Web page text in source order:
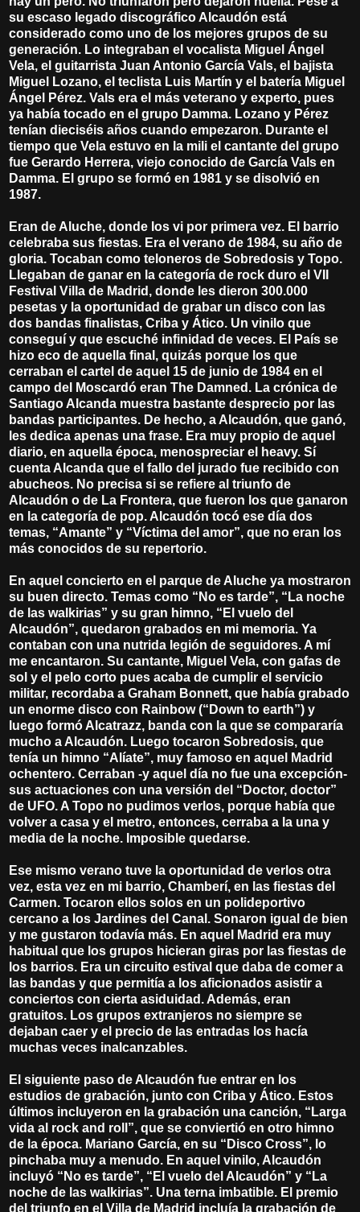
su escaso legado discográfico Alcaudón está
considerado como uno de los mejores grupos de su
generación. Lo integraban el vocalista Miguel Ángel
Vela, el guitarrista Juan Antonio García Vals, el bajista
Miguel Lozano, el teclista Luis Martín y el batería Miguel
Ángel Pérez. Vals era el más veterano y experto, pues
ya había tocado en el grupo Damma. Lozano y Pérez
tenían dieciséis años cuando empezaron. Durante el
tiempo que Vela estuvo en la mili el cantante del grupo
fue Gerardo Herrera, viejo conocido de García Vals en
Damma. El grupo se formó en 1981 y se disolvió en
1987.
Eran de Aluche, donde los vi por primera vez. El barrio
celebraba sus fiestas. Era el verano de 1984, su año de
gloria. Tocaban como teloneros de Sobredosis y Topo.
Llegaban de ganar en la categoría de rock duro el VII
Festival Villa de Madrid, donde les dieron 300.000
pesetas y la oportunidad de grabar un disco con las
dos bandas finalistas, Criba y Ático. Un vinilo que
conseguí y que escuché infinidad de veces. El País se
hizo eco de aquella final, quizás porque los que
cerraban el cartel de aquel 15 de junio de 1984 en el
campo del Moscardó eran The Damned. La crónica de
Santiago Alcanda muestra bastante desprecio por las
bandas participantes. De hecho, a Alcaudón, que ganó,
les dedica apenas una frase. Era muy propio de aquel
diario, en aquella época, menospreciar el heavy. Sí
cuenta Alcanda que el fallo del jurado fue recibido con
abucheos. No precisa si se refiere al triunfo de
Alcaudón o de La Frontera, que fueron los que ganaron
en la categoría de pop. Alcaudón tocó ese día dos
temas, “Amante” y “Víctima del amor”, que no eran los
más conocidos de su repertorio.
En aquel concierto en el parque de Aluche ya mostraron
su buen directo. Temas como “No es tarde”, “La noche
de las walkirias” y su gran himno, “El vuelo del
Alcaudón”, quedaron grabados en mi memoria. Ya
contaban con una nutrida legión de seguidores. A mí
me encantaron. Su cantante, Miguel Vela, con gafas de
sol y el pelo corto pues acaba de cumplir el servicio
militar, recordaba a Graham Bonnett, que había grabado
un enorme disco con Rainbow (“Down to earth”) y
luego formó Alcatrazz, banda con la que se compararía
mucho a Alcaudón. Luego tocaron Sobredosis, que
tenía un himno “Alíate”, muy famoso en aquel Madrid
ochentero. Cerraban -y aquel día no fue una excepción-
sus actuaciones con una versión del “Doctor, doctor”
de UFO. A Topo no pudimos verlos, porque había que
volver a casa y el metro, entonces, cerraba a la una y
media de la noche. Imposible quedarse.
Ese mismo verano tuve la oportunidad de verlos otra
vez, esta vez en mi barrio, Chamberí, en las fiestas del
Carmen. Tocaron ellos solos en un polideportivo
cercano a los Jardines del Canal. Sonaron igual de bien
y me gustaron todavía más. En aquel Madrid era muy
habitual que los grupos hicieran giras por las fiestas de
los barrios. Era un circuito estival que daba de comer a
las bandas y que permitía a los aficionados asistir a
conciertos con cierta asiduidad. Además, eran
gratuitos. Los grupos extranjeros no siempre se
dejaban caer y el precio de las entradas los hacía
muchas veces inalcanzables.
El siguiente paso de Alcaudón fue entrar en los
estudios de grabación, junto con Criba y Ático. Estos
últimos incluyeron en la grabación una canción, “Larga
vida al rock and roll”, que se conviertió en otro himno
de la época. Mariano García, en su “Disco Cross”, lo
pinchaba muy a menudo. En aquel vinilo, Alcaudón
incluyó “No es tarde”, “El vuelo del Alcaudón” y “La
noche de las walkirias”. Una terna imbatible. El premio
del triunfo en el Villa de Madrid incluía la grabación de